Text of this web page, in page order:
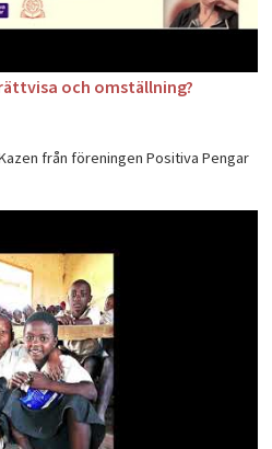
och omställning?
från föreningen Positiva Pengar